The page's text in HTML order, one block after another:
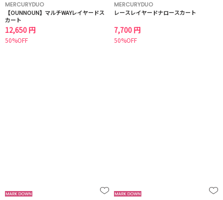
MERCURYDUO
【OUNNOUN】マルチWAYレイヤードス
カート
12,650 円
50%OFF
MERCURYDUO
レースレイヤードナロースカート
7,700 円
50%OFF